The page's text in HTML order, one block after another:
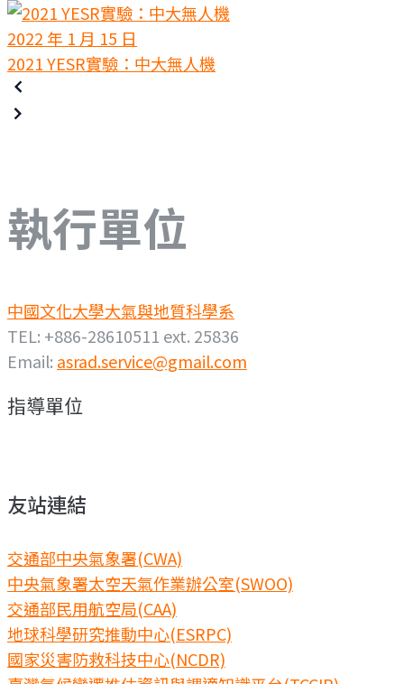
2022 年 1 月 15 日
2021 YESR實驗：中大無人機
執行單位
中國文化大學大氣與地質科學系
TEL: +886-28610511 ext. 25836
Email: asrad.service@gmail.com
指導單位
友站連結
交通部中央氣象署(CWA)
中央氣象署太空天氣作業辦公室(SWOO)
交通部民用航空局(CAA)
地球科學研究推動中心(ESRPC)
國家災害防救科技中心(NCDR)